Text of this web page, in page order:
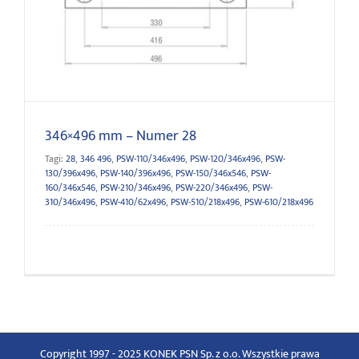
346×496 mm – Numer 28
Tagi: 28, 346 496, PSW-110/346x496, PSW-120/346x496, PSW-
130/396x496, PSW-140/396x496, PSW-150/346x546, PSW-
160/346x546, PSW-210/346x496, PSW-220/346x496, PSW-
310/346x496, PSW-410/62x496, PSW-510/218x496, PSW-610/218x496
Copyright 1997 - 2025 KONEK PSN Sp. z o.o. Wszystkie prawa